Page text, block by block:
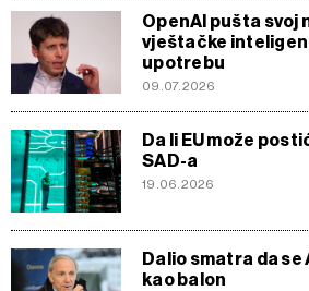
OpenAI pušta svoj
vještačke
upotrebu
09.07.2026
Da li EU može
SAD-a
19.06.2026
Dalio smatra da se
kao balon